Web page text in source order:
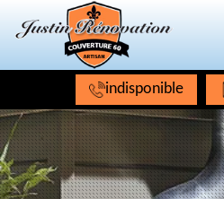
indisponible